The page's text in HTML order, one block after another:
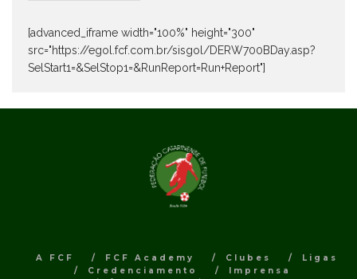
[advanced_iframe width="100%" height="300"
src="https://egol.fcf.com.br/sisgol/DERW700BDay.asp?
SelStart1=&SelStop1=&RunReport=Run+Report"]
A FCF FCF Academy Clubes
Ligas
Credenciamento
Imprensa